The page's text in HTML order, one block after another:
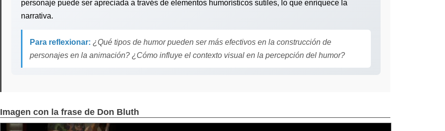
personaje puede ser apreciada a través de elementos humorísticos sutiles, lo que enriquece la
narrativa.
Para reflexionar: ¿Qué tipos de humor pueden ser más efectivos en la construcción de
personajes en la animación? ¿Cómo influye el contexto visual en la percepción del humor?
Imagen con la frase de Don Bluth